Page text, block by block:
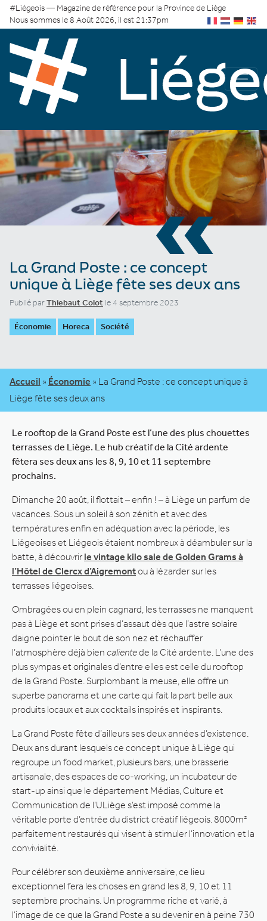
#Liégeois — Magazine de référence pour la Province de Liège
Nous sommes le 8 Août 2026, il est 21:37pm
«
La Grand Poste : ce concept
unique à Liège fête ses deux ans
Publié parThiebaut Colot le 4 septembre 2023
Économie Horeca Société
Accueil » Économie » La Grand Poste : ce concept unique à
Liège fête ses deux ans
Le rooftop de la Grand Poste est l’une des plus chouettes
terrasses de Liège. Le hub créatif de la Cité ardente
fêtera ses deux ans les 8, 9, 10 et 11 septembre
prochains.
Dimanche 20 août, il flottait – enfin ! – à Liège un parfum de
vacances. Sous un soleil à son zénith et avec des
températures enfin en adéquation avec la période, les
Liégeoises et Liégeois étaient nombreux à déambuler sur la
batte, à découvrir le vintage kilo sale de Golden Grams à
l’Hôtel de Clercx d’Aigremontou à lézarder sur les
terrasses liégeoises.
Ombragées ou en plein cagnard, les terrasses ne manquent
pas à Liège et sont prises d’assaut dès que l’astre solaire
daigne pointer le bout de son nez et réchauffer
l’atmosphère déjà bien calientede la Cité ardente. L’une des
plus sympas et originales d’entre elles est celle du rooftop
de la Grand Poste. Surplombant la meuse, elle offre un
superbe panorama et une carte qui fait la part belle aux
produits locaux et aux cocktails inspirés et inspirants.
La Grand Poste fête d’ailleurs ses deux années d’existence.
Deux ans durant lesquels ce concept unique à Liège qui
regroupe un food market, plusieurs bars, une brasserie
artisanale, des espaces de co-working, un incubateur de
start-up ainsi que le département Médias, Culture et
Communication de l’ULiège s’est imposé comme la
véritable porte d’entrée du district créatif liégeois. 8000m²
parfaitement restaurés qui visent à stimuler l’innovation et la
convivialité.
Pour célébrer son deuxième anniversaire, ce lieu
exceptionnel fera les choses en grand les 8, 9, 10 et 11
septembre prochains. Un programme riche et varié, à
l’image de ce que la Grand Poste a su devenir en à peine 730